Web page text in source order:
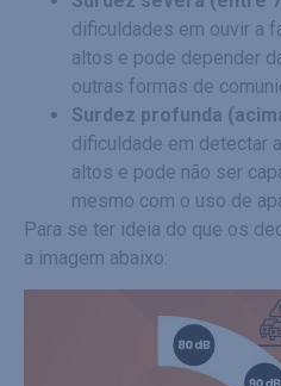
dificuldades em ouvir a
altos e pode depender
outras formas de
Surdez profunda
dificuldade em detectar
altos e pode não ser
mesmo com o uso de
Para se ter ideia do que os
a imagem abaixo: